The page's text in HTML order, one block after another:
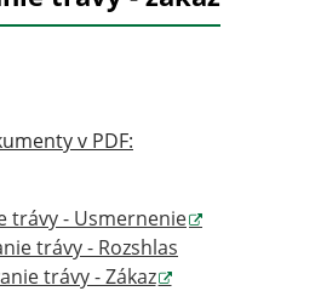
v PDF:
trávy - Usmernenie
trávy - Rozshlas
trávy - Zákaz